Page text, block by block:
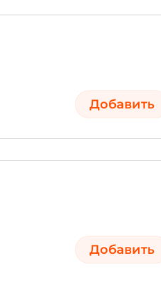
Добавить
Добавить